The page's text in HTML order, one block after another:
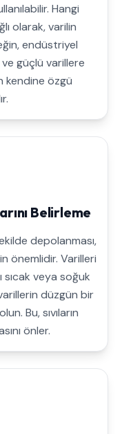
Hangi
olarak, varilin
endüstriyel
güçlü varillere
kendine özgü
Belirleme
depolanması,
önemlidir. Varilleri
sıcak veya soğuk
düzgün bir
Bu, sıvıların
önler.